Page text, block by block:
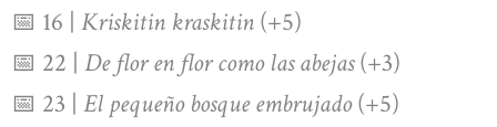
📅 16 | Kriskitin kraskitin (+5)
📅 22 | De flor en flor como las abejas(+3)
📅 23 | El pequeño bosque embrujado(+5)